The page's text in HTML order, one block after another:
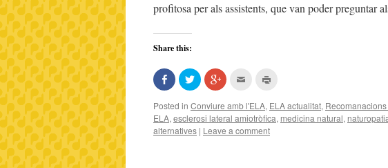
profitosa per als assistents, que van poder preguntar
Share this:
Share
on
Facebook
(Opens
in
new
window)
Click
to
share
on
Twitter
(Opens
in
new
Click
to
on
Google+
(Opens
in
new
Click
this
to
a
friend
(Opens
(Opens
in
new
Posted in Conviure amb l'ELA, ELA actualitat,
ELA, esclerosi lateral amiotròfica, medicina natural,
alternatives | Leave a comment